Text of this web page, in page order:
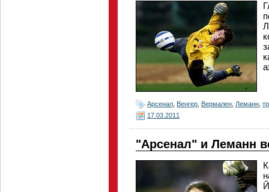
Арсенал Венгер Вермален Леманн
17.03.2011
"Арсенал" и Леманн